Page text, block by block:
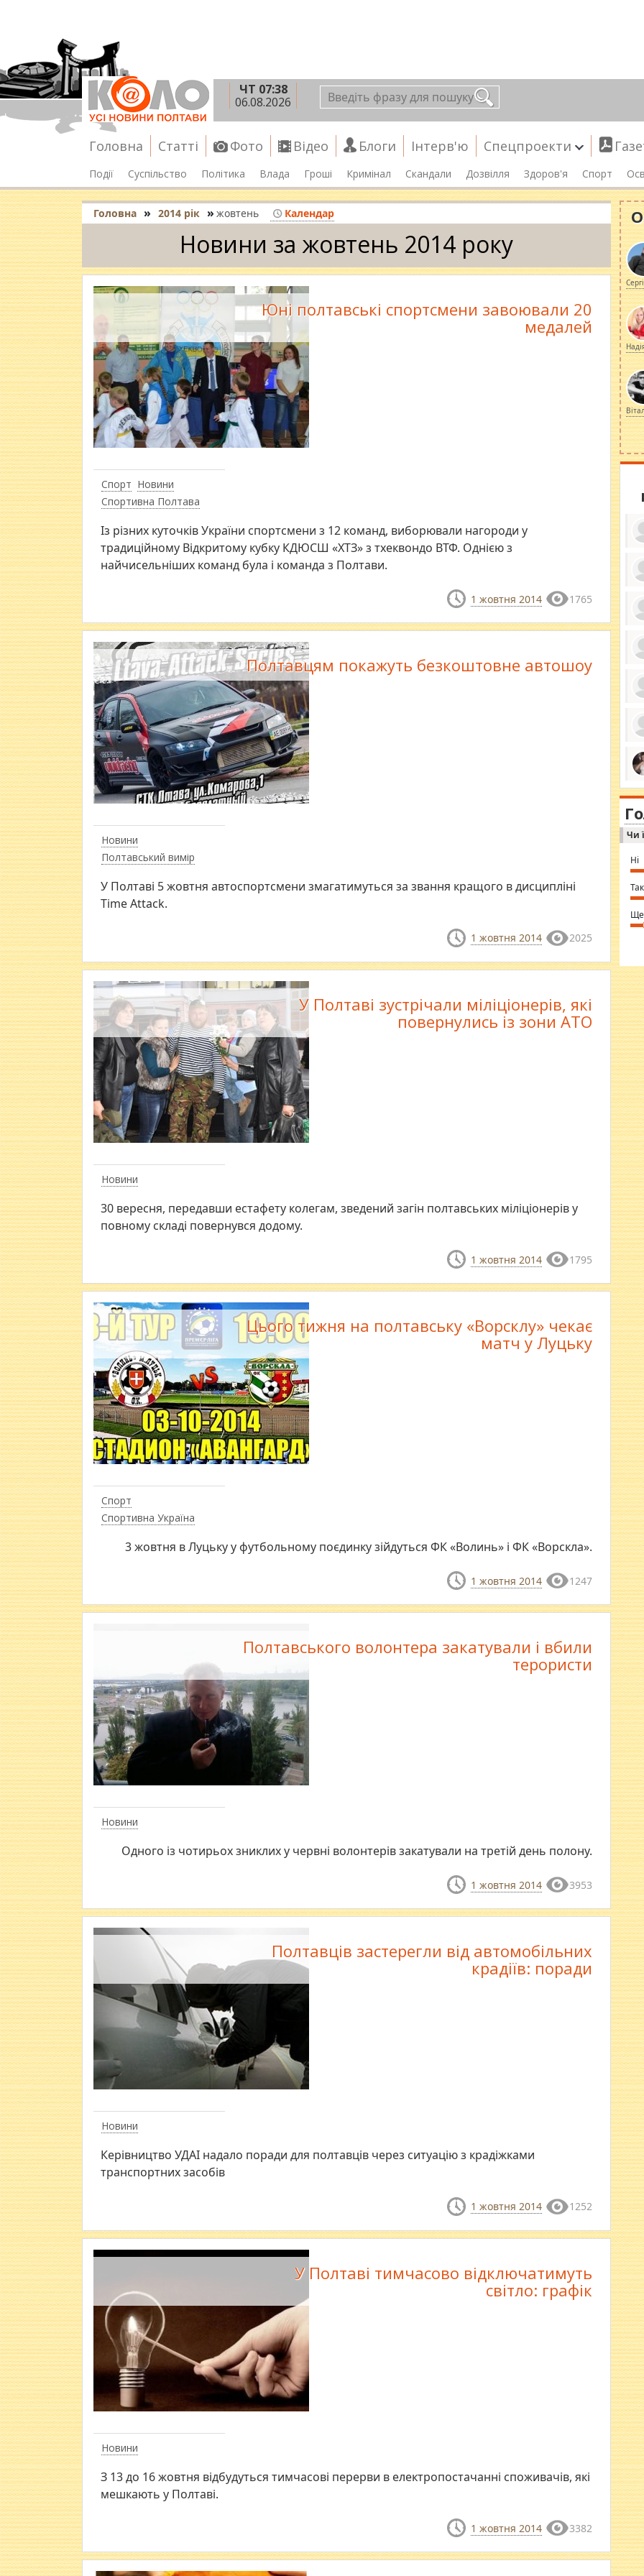
ЧТ 07:38
06.08.2026
Головна Статті Фото Відео Блоги Інтерв'ю Спецпроекти
Події Суспільство Політика Влада Гроші Кримінал Скандали Дозвілля Здоров'я Спорт
Головна » 2014 рік » жовтень Календар
Новини за жовтень 2014 року
Спорт Новини
Спортивна Полтава
Юні полтавські спортсмени завоювали 20
медалей
Із різних куточків України спортсмени з 12 команд, виборювали нагороди у
традиційному Відкритому кубку КДЮСШ «ХТЗ» з тхеквондо ВТФ. Однією з
найчисельніших команд була і команда з Полтави.
1 жовтня 2014 1765
Новини
Полтавський вимір
Полтавцям покажуть безкоштовне автошоу
У Полтаві 5 жовтня автоспортсмени змагатимуться за звання кращого в дисципліні
Time Attack.
1 жовтня 2014 2025
Новини
У Полтаві зустрічали міліціонерів, які
повернулись із зони АТО
30 вересня, передавши естафету колегам, зведений загін полтавських міліціонерів у
повному складі повернувся додому.
1 жовтня 2014 1795
Спорт
Спортивна Україна
Цього тижня на полтавську «Ворсклу» чекає
матч у Луцьку
3 жовтня в Луцьку у футбольному поєдинку зійдуться ФК «Волинь» і ФК «Ворскла».
1 жовтня 2014 1247
Новини
Полтавського волонтера закатували і вбили
терористи
Одного із чотирьох зниклих у червні волонтерів закатували на третій день полону.
1 жовтня 2014 3953
Новини
Полтавців застерегли від автомобільних
крадіїв: поради
Керівництво УДАІ надало поради для полтавців через ситуацію з крадіжками
транспортних засобів
1 жовтня 2014 1252
Новини
У Полтаві тимчасово відключатимуть
світло: графік
З 13 до 16 жовтня відбудуться тимчасові перерви в електропостачанні споживачів, які
мешкають у Полтаві.
1 жовтня 2014 3382
за
ми
in
⇒
Чи
Ні
Так
Ще